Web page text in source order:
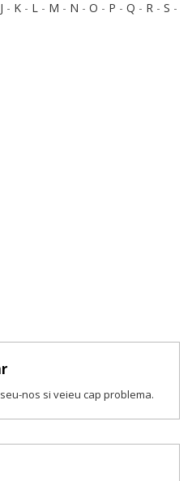
J - K - L - M - N - O - P - Q - R - S -
nos si veieu cap problema.